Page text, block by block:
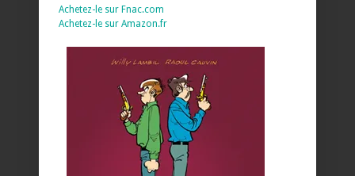
Achetez-le sur Fnac.com
Achetez-le sur Amazon.fr